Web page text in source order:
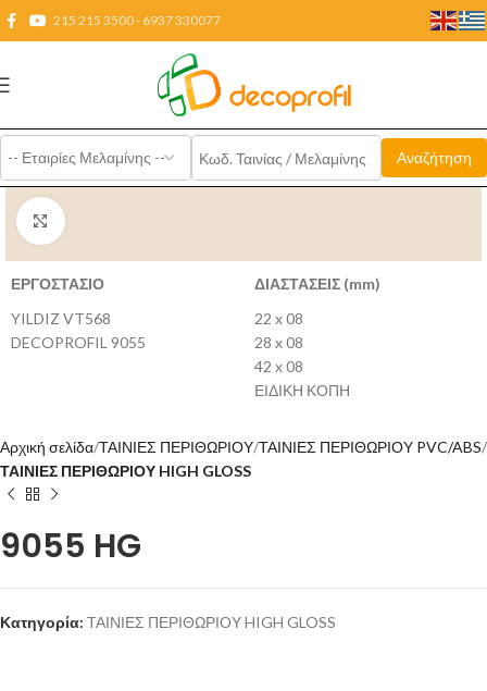
215 215 3500 - 6937 330077
Click to enlarge
ΕΡΓΟΣΤΑΣΙΟ
YILDIZ VT568
DECOPROFIL 9055
ΔΙΑΣΤΑΣΕΙΣ (mm)
22 x 08
28 x 08
42 x 08
ΕΙΔΙΚΗ ΚΟΠΗ
Αρχική σελίδα ΤΑΙΝΙΕΣ ΠΕΡΙΘΩΡΙΟΥ ΤΑΙΝΙΕΣ ΠΕΡΙΘΩΡΙΟΥ PVC/ABS
ΤΑΙΝΙΕΣ ΠΕΡΙΘΩΡΙΟΥ HIGH GLOSS
9055 HG
Κατηγορία: ΤΑΙΝΙΕΣ ΠΕΡΙΘΩΡΙΟΥ HIGH GLOSS